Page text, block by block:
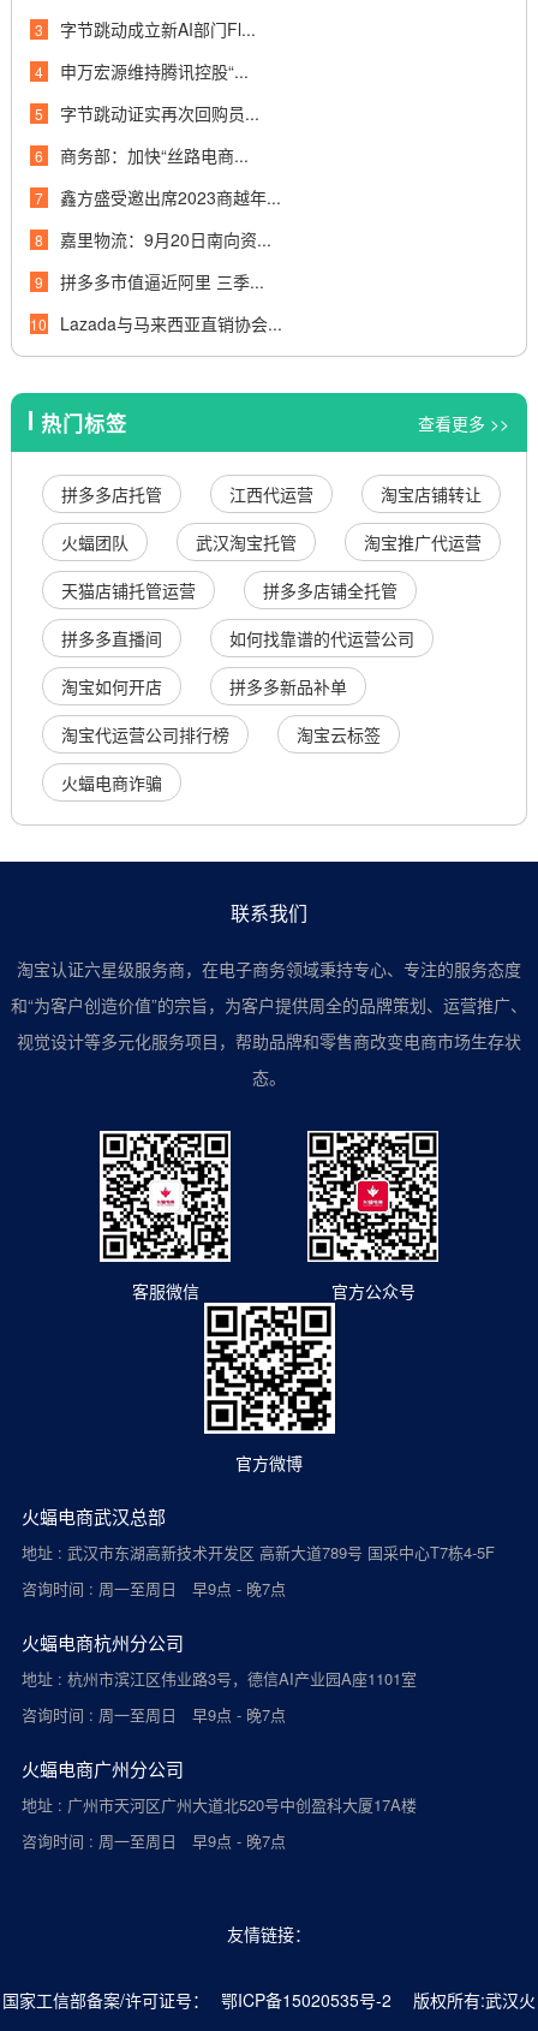
3 字节跳动成立新AI部门Fl...
4 申万宏源维持腾讯控股“...
5 字节跳动证实再次回购员...
6 商务部：加快“丝路电商...
7 鑫方盛受邀出席2023商越年...
8 嘉里物流：9月20日南向资...
9 拼多多市值逼近阿里 三季...
10 Lazada与马来西亚直销协会...
热门标签 查看更多 >>
拼多多店托管 江西代运营
淘宝店铺转让
火蝠团队
武汉淘宝托管
淘宝推广代运营
天猫店铺托管运营
拼多多店铺全托管
拼多多直播间
如何找靠谱的代运营公司
淘宝如何开店
拼多多新品补单
淘宝代运营公司排行榜
淘宝云标签
火蝠电商诈骗
联系我们
淘宝认证六星级服务商，在电子商务领域秉持专心、专注的服务态度
和“为客户创造价值”的宗旨，为客户提供周全的品牌策划、运营推广、
视觉设计等多元化服务项目，帮助品牌和零售商改变电商市场生存状
态。
客服微信 官方公众号
官方微博
火蝠电商武汉总部
地址 : 武汉市东湖高新技术开发区 高新大道789号 国采中心T7栋4-5F
咨询时间 : 周一至周日 早9点 - 晚7点
火蝠电商杭州分公司
地址 : 杭州市滨江区伟业路3号，德信AI产业园A座1101室
咨询时间 : 周一至周日 早9点 - 晚7点
火蝠电商广州分公司
地址 : 广州市天河区广州大道北520号中创盈科大厦17A楼
咨询时间 : 周一至周日 早9点 - 晚7点
友情链接：
国家工信部备案/许可证号： 鄂ICP备15020535号-2 版权所有:武汉火